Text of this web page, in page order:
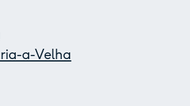
a-Velha